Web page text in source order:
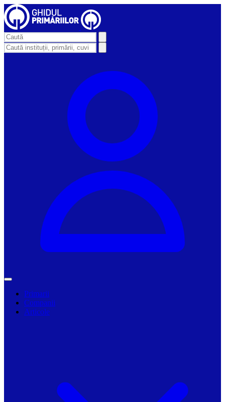
Primarii
Companii
Articole